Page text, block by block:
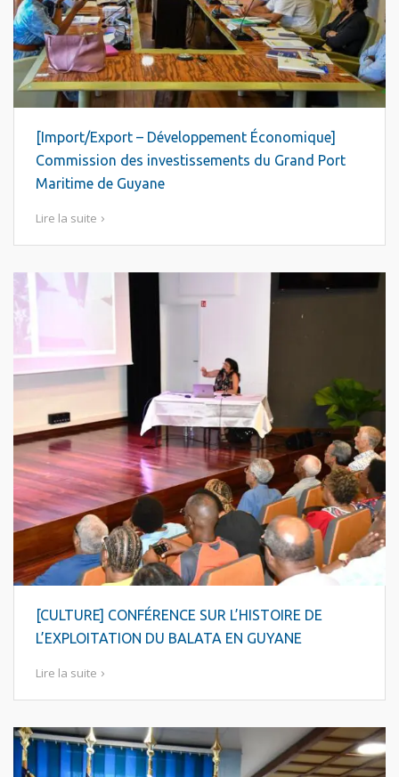
[Import/Export – Développement Économique]
Commission des investissements du Grand Port
Maritime de Guyane
Lire la suite
[CULTURE] CONFÉRENCE SUR L’HISTOIRE DE
L’EXPLOITATION DU BALATA EN GUYANE
Lire la suite